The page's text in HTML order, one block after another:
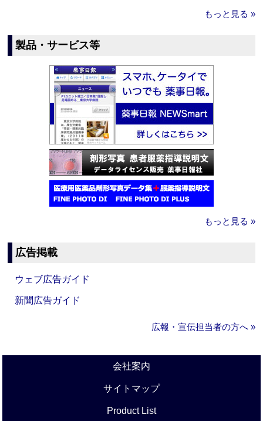
もっと見る »
製品・サービス等
もっと見る »
広告掲載
ウェブ広告ガイド
新聞広告ガイド
広報・宣伝担当者の方へ »
会社案内
サイトマップ
Product List